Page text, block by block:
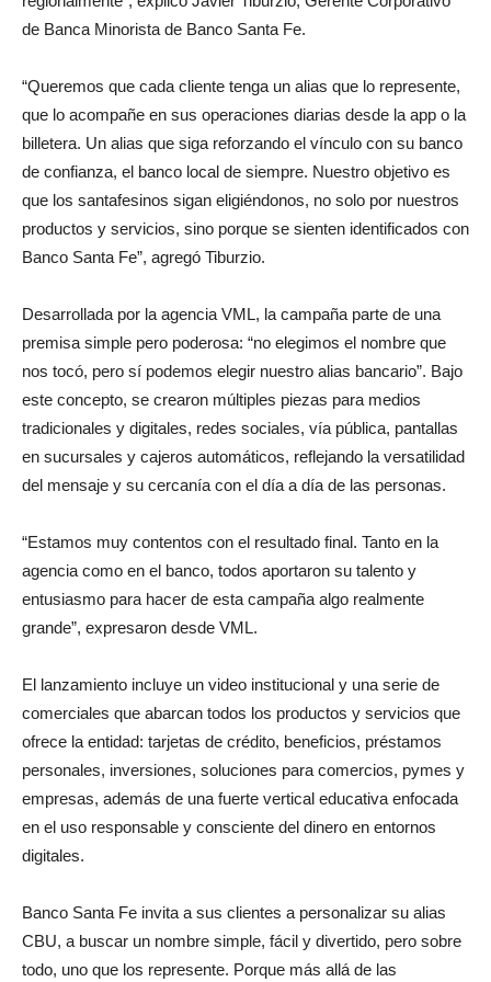
que lo acompañe en sus operaciones diarias desde la app o la
billetera. Un alias que siga reforzando el vínculo con su banco
de confianza, el banco local de siempre. Nuestro objetivo es
que los santafesinos sigan eligiéndonos, no solo por nuestros
productos y servicios, sino porque se sienten identificados con
Banco Santa Fe”, agregó Tiburzio.
premisa simple pero poderosa: “no elegimos el nombre que
nos tocó, pero sí podemos elegir nuestro alias bancario”. Bajo
este concepto, se crearon múltiples piezas para medios
tradicionales y digitales, redes sociales, vía pública, pantallas
en sucursales y cajeros automáticos, reflejando la versatilidad
del mensaje y su cercanía con el día a día de las personas.
agencia como en el banco, todos aportaron su talento y
entusiasmo para hacer de esta campaña algo realmente
grande”, expresaron desde VML.
comerciales que abarcan todos los productos y servicios que
ofrece la entidad: tarjetas de crédito, beneficios, préstamos
personales, inversiones, soluciones para comercios, pymes y
empresas, además de una fuerte vertical educativa enfocada
en el uso responsable y consciente del dinero en entornos
digitales.
CBU, a buscar un nombre simple, fácil y divertido, pero sobre
todo, uno que los represente. Porque más allá de las
transacciones, lo importante es construir un vínculo con